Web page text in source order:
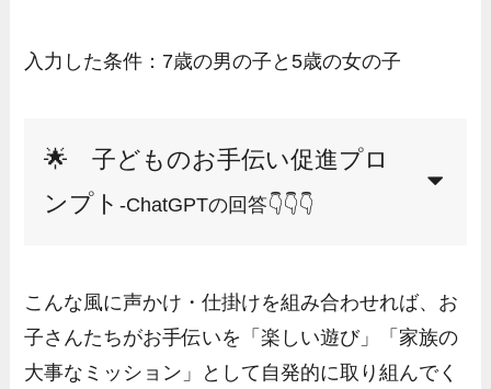
入力した条件：7歳の男の子と5歳の女の子
🌟 子どものお手伝い促進プロ
ンプト-ChatGPTの回答👇👇👇
こんな風に声かけ・仕掛けを組み合わせれば、お
子さんたちがお手伝いを「楽しい遊び」「家族の
大事なミッション」として自発的に取り組んでく